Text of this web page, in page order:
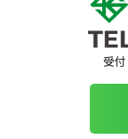
受